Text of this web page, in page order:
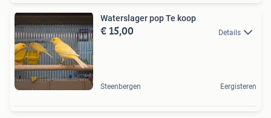
Waterslager pop Te koop
€ 15,00 Details
Steenbergen Eergisteren